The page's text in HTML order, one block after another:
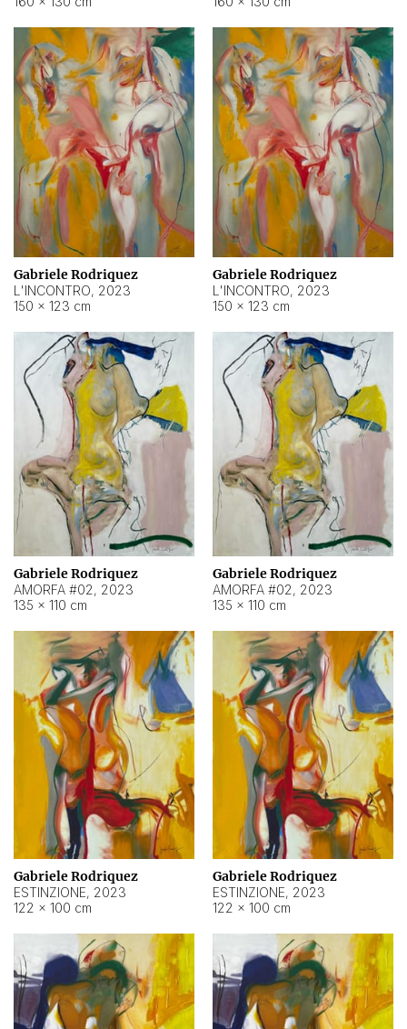
Gabriele Rodriquez
L'INCONTRO, 2023
150 × 123 cm
Gabriele Rodriquez
L'INCONTRO, 2023
150 × 123 cm
Gabriele Rodriquez
AMORFA #02, 2023
135 × 110 cm
Gabriele Rodriquez
AMORFA #02, 2023
135 × 110 cm
Gabriele Rodriquez
ESTINZIONE, 2023
122 × 100 cm
Gabriele Rodriquez
ESTINZIONE, 2023
122 × 100 cm